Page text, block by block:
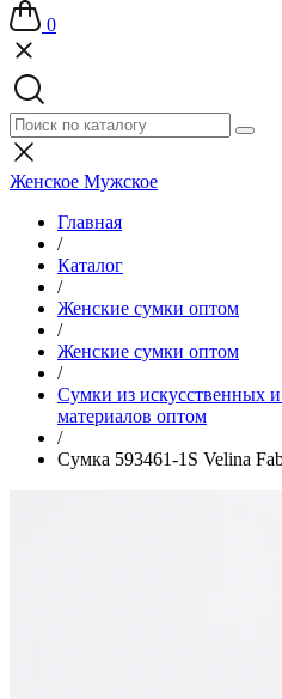
0
Женское Мужское
Главная
/
Каталог
/
Женские сумки оптом
/
Женские сумки оптом
/
Cумки из искусственных
материалов оптом
/
Сумка 593461-1S Velina